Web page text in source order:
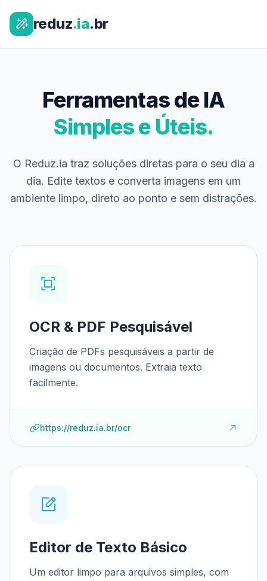
reduz.ia.br
Ferramentas de IA
Simples e Úteis.
O Reduz.ia traz soluções diretas para o seu dia a
dia. Edite textos e converta imagens em um
ambiente limpo, direto ao ponto e sem distrações.
OCR & PDF Pesquisável
Criação de PDFs pesquisáveis a partir de
imagens ou documentos. Extraia texto
facilmente.
https://reduz.ia.br/ocr
Editor de Texto Básico
Um editor limpo para arquivos simples, com